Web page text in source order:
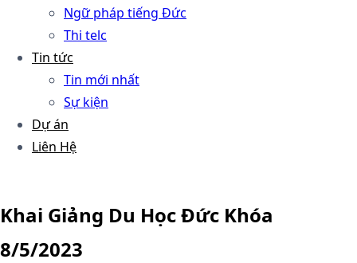
Ngữ pháp tiếng Đức
Thi telc
Tin tức
Tin mới nhất
Sự kiện
Dự án
Liên Hệ
Khai Giảng Du Học Đức Khóa
8/5/2023